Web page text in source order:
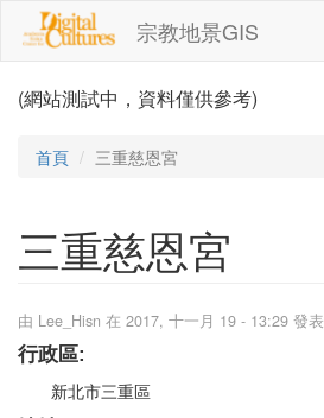
移至主內容
宗教地景GIS
(網站測試中，資料僅供參考)
首頁 三重慈恩宮
三重慈恩宮
由 Lee_Hisn 在 2017, 十一月 19 - 13:29 發表
行政區:
新北市三重區